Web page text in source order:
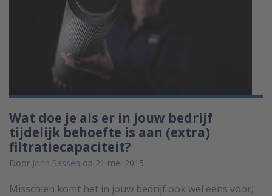
Wat doe je als er in jouw bedrijf
tijdelijk behoefte is aan (extra)
filtratiecapaciteit?
Door John Sassen op 21 mei 2015.
Misschien komt het in jouw bedrijf ook wel eens voor;